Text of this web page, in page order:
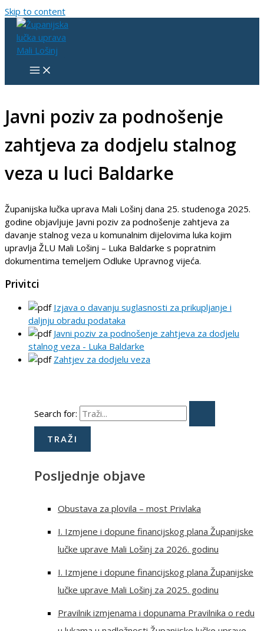
Skip to content
Javni poziv za podnošenje
zahtjeva za dodjelu stalnog
veza u luci Baldarke
Županijska lučka uprava Mali Lošinj dana 25. studenoga 2025.
godine objavljuje Javni poziv za podnošenje zahtjeva za
davanje stalnog veza u komunalnim dijelovima luka kojim
upravlja ŽLU Mali Lošinj – Luka Baldarke s popratnim
dokumentima temeljem Odluke Upravnog vijeća.
Privitci
Izjava o davanju suglasnosti za prikupljanje i
daljnju obradu podataka
Javni poziv za podnošenje zahtjeva za dodjelu
stalnog veza - Luka Baldarke
Zahtjev za dodjelu veza
Search for:
Posljednje objave
Obustava za plovila – most Privlaka
I. Izmjene i dopune financijskog plana Županijske
lučke uprave Mali Lošinj za 2026. godinu
I. Izmjene i dopune financijskog plana Županijske
lučke uprave Mali Lošinj za 2025. godinu
Pravilnik izmjenama i dopunama Pravilnika o redu